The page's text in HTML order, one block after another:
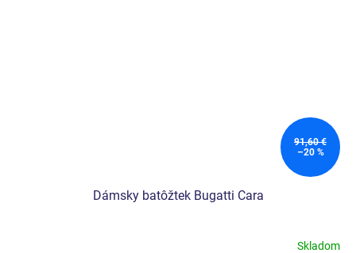
91,60 €
–20 %
Dámsky batôžtek Bugatti Cara
Skladom